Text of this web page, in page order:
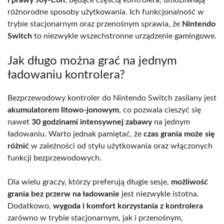
różnorodne sposoby użytkowania. Ich funkcjonalność w
trybie stacjonarnym oraz przenośnym sprawia, że Nintendo
Switch to niezwykle wszechstronne urządzenie gamingowe.
Jak długo można grać na jednym
ładowaniu kontrolera?
Bezprzewodowy kontroler do Nintendo Switch zasilany jest
akumulatorem litowo-jonowym, co pozwala cieszyć się
nawet 30 godzinami intensywnej zabawyna jednym
ładowaniu. Warto jednak pamiętać, że czas grania może się
różnić w zależności od stylu użytkowania oraz włączonych
funkcji bezprzewodowych.
Dla wielu graczy, którzy preferują długie sesje, możliwość
grania bez przerw na ładowanie jest niezwykle istotna.
Dodatkowo, wygoda i komfort korzystania z kontrolera
zarówno w trybie stacjonarnym, jak i przenośnym,